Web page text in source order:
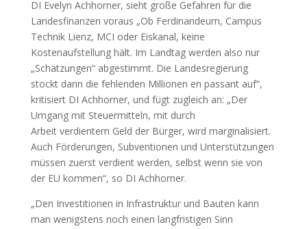
DI Evelyn Achhorner, sieht große Gefahren für die
Landesfinanzen voraus „Ob Ferdinandeum, Campus
Technik Lienz, MCI oder Eiskanal, keine
Kostenaufstellung hält. Im Landtag werden also nur
„Schätzungen“ abgestimmt. Die Landesregierung
stockt dann die fehlenden Millionen en passant auf“,
kritisiert DI Achhorner, und fügt zugleich an: „Der
Umgang mit Steuermitteln, mit durch
Arbeit verdientem Geld der Bürger, wird marginalisiert.
Auch Förderungen, Subventionen und Unterstützungen
müssen zuerst verdient werden, selbst wenn sie von
der EU kommen“, so DI Achhorner.
„Den Investitionen in Infrastruktur und Bauten kann
man wenigstens noch einen langfristigen Sinn